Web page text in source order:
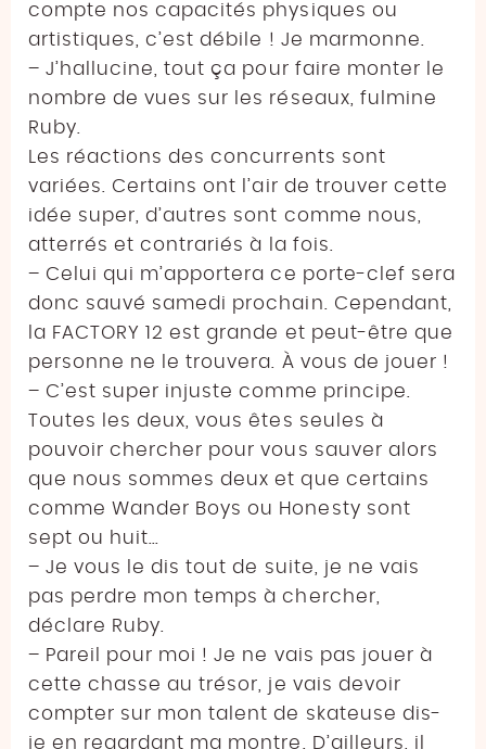
compte nos capacités physiques ou
artistiques, c’est débile ! Je marmonne.
– J’hallucine, tout ça pour faire monter le
nombre de vues sur les réseaux, fulmine
Ruby.
Les réactions des concurrents sont
variées. Certains ont l’air de trouver cette
idée super, d’autres sont comme nous,
atterrés et contrariés à la fois.
– Celui qui m’apportera ce porte-clef sera
donc sauvé samedi prochain. Cependant,
la FACTORY 12 est grande et peut-être que
personne ne le trouvera. À vous de jouer !
– C’est super injuste comme principe.
Toutes les deux, vous êtes seules à
pouvoir chercher pour vous sauver alors
que nous sommes deux et que certains
comme Wander Boys ou Honesty sont
sept ou huit…
– Je vous le dis tout de suite, je ne vais
pas perdre mon temps à chercher,
déclare Ruby.
– Pareil pour moi ! Je ne vais pas jouer à
cette chasse au trésor, je vais devoir
compter sur mon talent de skateuse dis-
je en regardant ma montre. D’ailleurs, il